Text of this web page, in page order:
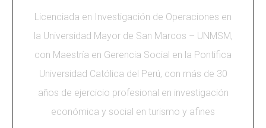
Licenciada en Investigación de Operaciones en
la Universidad Mayor de San Marcos – UNMSM,
con Maestría en Gerencia Social en la Pontifica
Universidad Católica del Perú, con más de 30
años de ejercicio profesional en investigación
económica y social en turismo y afines